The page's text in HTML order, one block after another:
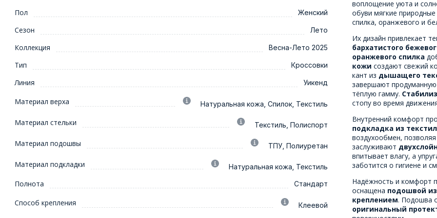
Пол Женский
Сезон Лето
Коллекция Весна-Лето 2025
Тип Кроссовки
Линия Уикенд
Материал верха Натуральная кожа, Спилок, Текстиль
Материал стельки Текстиль, Полиспорт
Материал подошвы ТПУ, Полиуретан
Материал подкладки Натуральная кожа, Текстиль
Полнота Стандарт
Способ крепления Клеевой
воплощение уюта и
обуви мягкие
спилка, оранжевого и
Их дизайн привлекает
бархатистого
оранжевого спилка
кожи создают свежий
кант из дышащего
завершают
тёплую гамму.
стопу во время
Внутренний комфорт
подкладка из
воздухообмен,
заслуживают
впитывает влагу, а
заботится о гигиене и
Надёжность и комфорт
оснащена подошвой
креплением. Подошва
оригинальный